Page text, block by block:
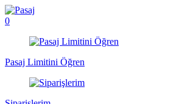
0
Pasaj Limitini Öğren